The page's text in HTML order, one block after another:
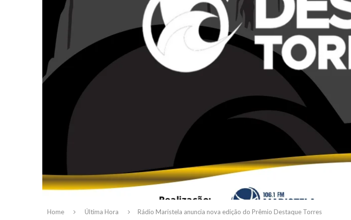
Home Última Hora Rádio Maristela anuncia nova edição do Prêmio Destaque Torres